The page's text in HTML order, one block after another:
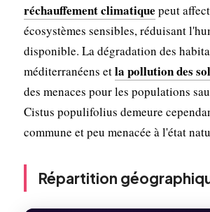
réchauffement climatique peut
écosystèmes sensibles, réduisant
disponible. La dégradation des
méditerranéens etla pollution des
des menaces pour les populations
Cistus populifolius demeure
commune et peu menacée à l'état
Répartition